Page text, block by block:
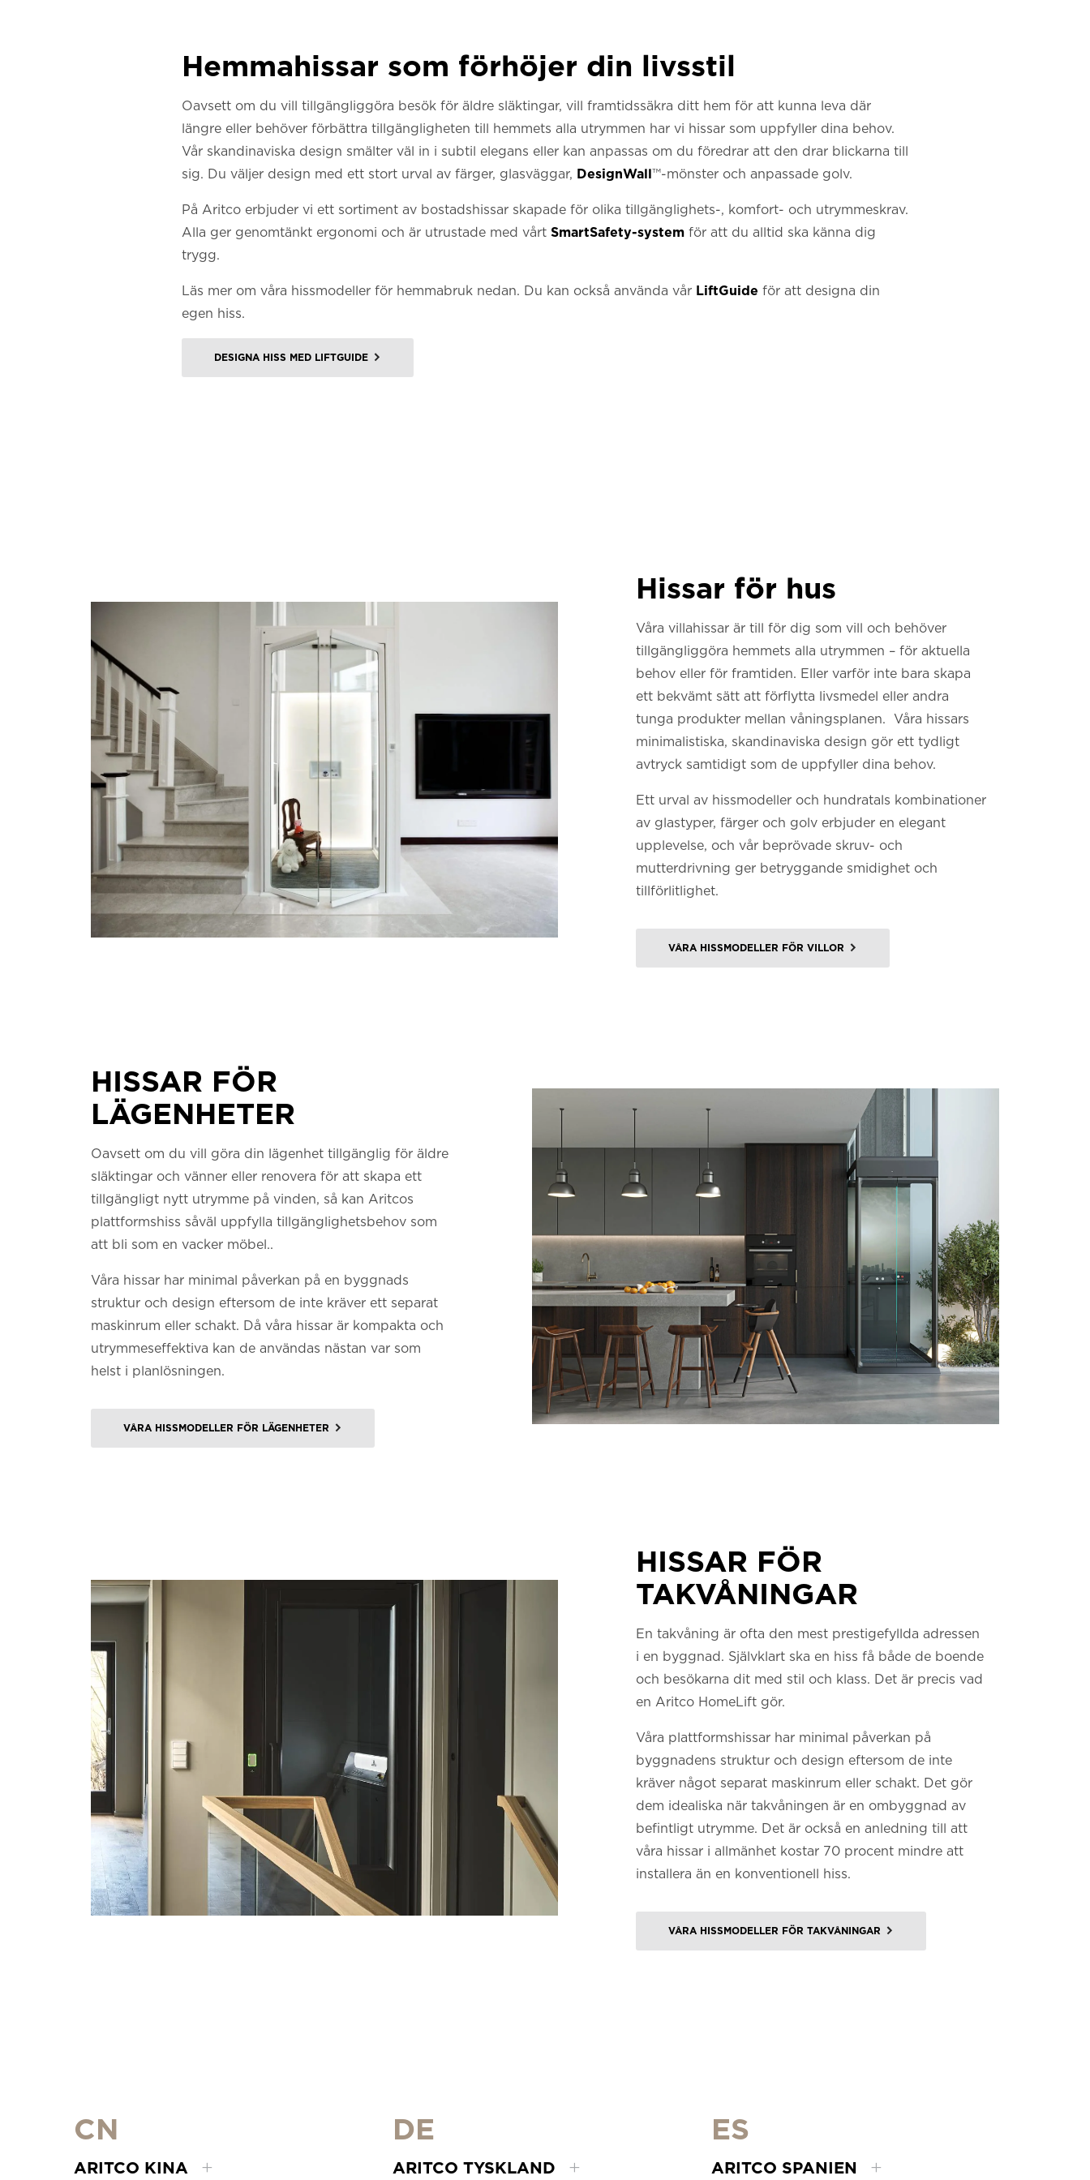
Hemmahissar som förhöjer din livsstil
Oavsett om du vill tillgängliggöra besök för äldre släktingar, vill framtidssäkra ditt hem för att kunna leva där
längre eller behöver förbättra tillgängligheten till hemmets alla utrymmen har vi hissar som uppfyller dina behov.
Vår skandinaviska design smälter väl in i subtil elegans eller kan anpassas om du föredrar att den drar blickarna till
sig. Du väljer design med ett stort urval av färger, glasväggar, DesignWall™-mönster och anpassade golv.
På Aritco erbjuder vi ett sortiment av bostadshissar skapade för olika tillgänglighets-, komfort- och utrymmeskrav.
Alla ger genomtänkt ergonomi och är utrustade med vårt SmartSafety-system för att du alltid ska känna dig
trygg.
Läs mer om våra hissmodeller för hemmabruk nedan. Du kan också använda vår LiftGuide för att designa din
egen hiss.
DESIGNA HISS MED LIFTGUIDE
Hissar för hus
Våra villahissar är till för dig som vill och behöver
tillgängliggöra hemmets alla utrymmen – för aktuella
behov eller för framtiden. Eller varför inte bara skapa
ett bekvämt sätt att förflytta livsmedel eller andra
tunga produkter mellan våningsplanen. Våra hissars
minimalistiska, skandinaviska design gör ett tydligt
avtryck samtidigt som de uppfyller dina behov.
Ett urval av hissmodeller och hundratals kombinationer
av glastyper, färger och golv erbjuder en elegant
upplevelse, och vår beprövade skruv- och
mutterdrivning ger betryggande smidighet och
tillförlitlighet.
VÅRA HISSMODELLER FÖR VILLOR
HISSAR FÖR
LÄGENHETER
Oavsett om du vill göra din lägenhet tillgänglig för äldre
släktingar och vänner eller renovera för att skapa ett
tillgängligt nytt utrymme på vinden, så kan Aritcos
plattformshiss såväl uppfylla tillgänglighetsbehov som
att bli som en vacker möbel..
Våra hissar har minimal påverkan på en byggnads
struktur och design eftersom de inte kräver ett separat
maskinrum eller schakt. Då våra hissar är kompakta och
utrymmeseffektiva kan de användas nästan var som
helst i planlösningen.
VÅRA HISSMODELLER FÖR LÄGENHETER
HISSAR FÖR
TAKVÅNINGAR
En takvåning är ofta den mest prestigefyllda adressen
i en byggnad. Självklart ska en hiss få både de boende
och besökarna dit med stil och klass. Det är precis vad
en Aritco HomeLift gör.
Våra plattformshissar har minimal påverkan på
byggnadens struktur och design eftersom de inte
kräver något separat maskinrum eller schakt. Det gör
dem idealiska när takvåningen är en ombyggnad av
befintligt utrymme. Det är också en anledning till att
våra hissar i allmänhet kostar 70 procent mindre att
installera än en konventionell hiss.
VÅRA HISSMODELLER FÖR TAKVÅNINGAR
CN
ARITCO KINA
DE
ARITCO TYSKLAND
ES
ARITCO SPANIEN